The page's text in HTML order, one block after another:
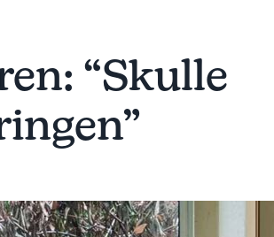
“Skulle